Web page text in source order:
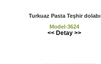
Turkuaz Pasta Teşhir dolabı
Model-3624
<< Detay >>